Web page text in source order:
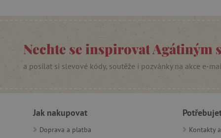
Nechte se inspirovat Agátiným
a posílat si slevové kódy, soutěže i pozvánky na akce e-
Jak nakupovat
Doprava a platba
Kontakty
cjConsent
Google